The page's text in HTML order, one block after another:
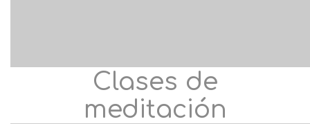
Clases de
meditación